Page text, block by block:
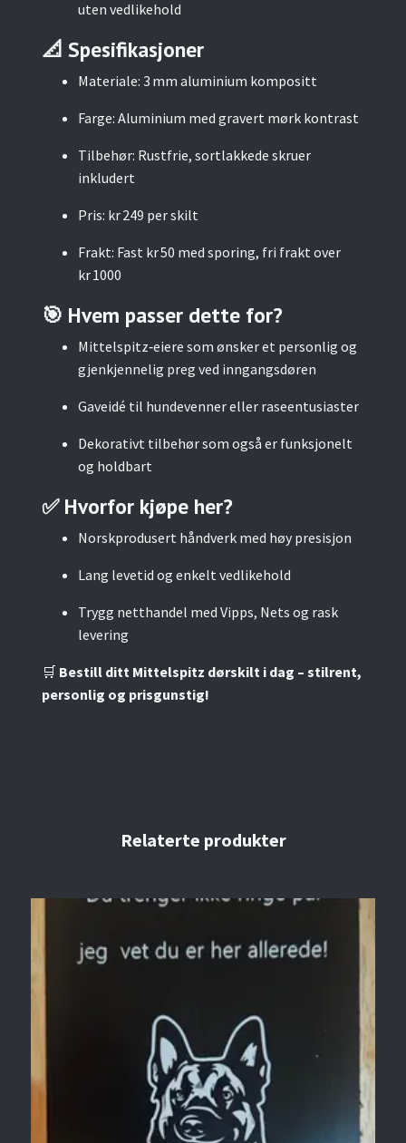
uten vedlikehold
📐 Spesifikasjoner
Materiale: 3 mm aluminium kompositt
Farge: Aluminium med gravert mørk kontrast
Tilbehør: Rustfrie, sortlakkede skruer
inkludert
Pris: kr 249 per skilt
Frakt: Fast kr 50 med sporing, fri frakt over
kr 1000
🎯 Hvem passer dette for?
Mittelspitz‑eiere som ønsker et personlig og
gjenkjennelig preg ved inngangsdøren
Gaveidé til hundevenner eller raseentusiaster
Dekorativt tilbehør som også er funksjonelt
og holdbart
✅ Hvorfor kjøpe her?
Norskprodusert håndverk med høy presisjon
Lang levetid og enkelt vedlikehold
Trygg netthandel med Vipps, Nets og rask
levering
🛒 Bestill ditt Mittelspitz dørskilt i dag – stilrent,
personlig og prisgunstig!